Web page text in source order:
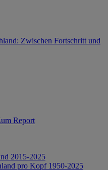
Zwischen Fortschritt und
Report
2015-2025
pro Kopf 1950-2025